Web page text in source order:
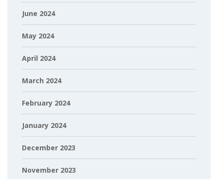
June 2024
May 2024
April 2024
March 2024
February 2024
January 2024
December 2023
November 2023